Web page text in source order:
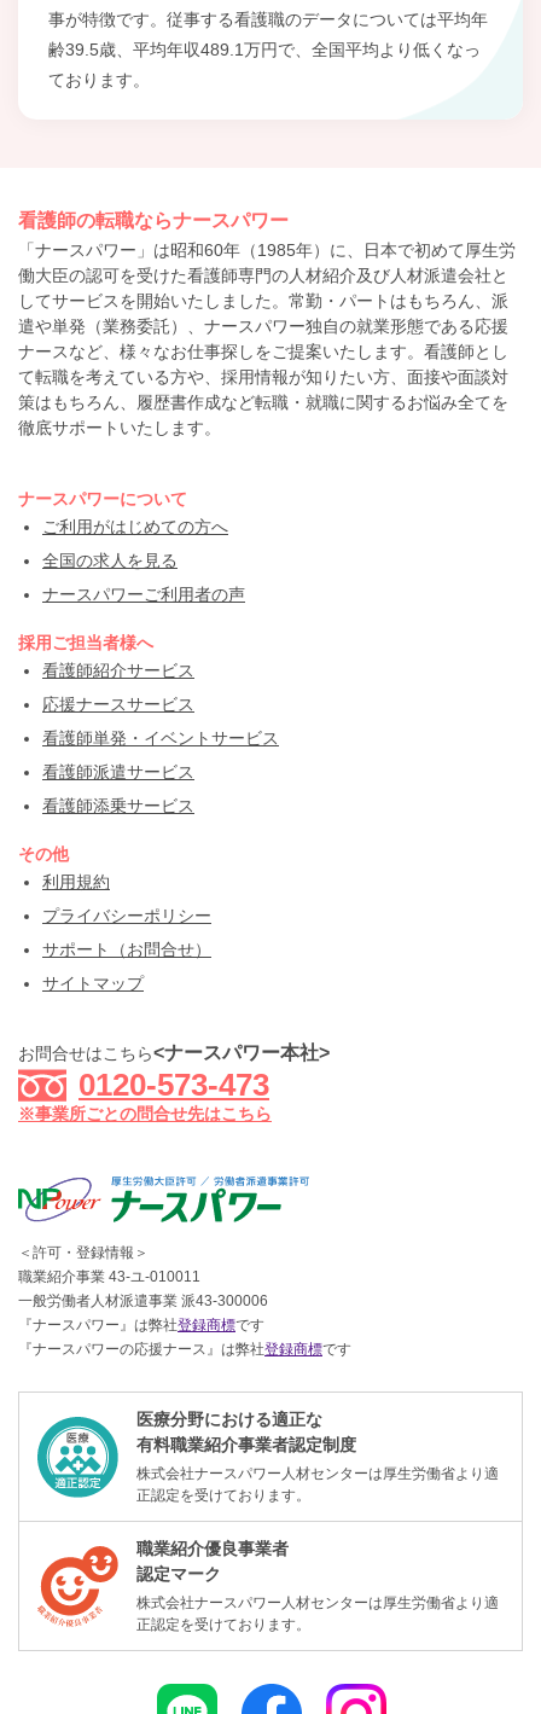
事が特徴です。従事する看護職のデータについては平均年
齢39.5歳、平均年収489.1万円で、全国平均より低くなっ
ております。
看護師の転職ならナースパワー
「ナースパワー」は昭和60年（1985年）に、日本で初めて厚生労
働大臣の認可を受けた看護師専門の人材紹介及び人材派遣会社と
してサービスを開始いたしました。常勤・パートはもちろん、派
遣や単発（業務委託）、ナースパワー独自の就業形態である応援
ナースなど、様々なお仕事探しをご提案いたします。看護師とし
て転職を考えている方や、採用情報が知りたい方、面接や面談対
策はもちろん、履歴書作成など転職・就職に関するお悩み全てを
徹底サポートいたします。
ナースパワーについて
ご利用がはじめての方へ
全国の求人を見る
ナースパワーご利用者の声
採用ご担当者様へ
看護師紹介サービス
応援ナースサービス
看護師単発・イベントサービス
看護師派遣サービス
看護師添乗サービス
その他
利用規約
プライバシーポリシー
サポート（お問合せ）
サイトマップ
お問合せはこちら<ナースパワー本社>
0120-573-473
※事業所ごとの問合せ先はこちら
＜許可・登録情報＞
職業紹介事業 43-ユ-010011
一般労働者人材派遣事業 派43-300006
『ナースパワー』は弊社登録商標です
『ナースパワーの応援ナース』は弊社登録商標です
医療分野における適正な
有料職業紹介事業者認定制度
株式会社ナースパワー人材センターは厚生労働省より適
正認定を受けております。
職業紹介優良事業者
認定マーク
株式会社ナースパワー人材センターは厚生労働省より適
正認定を受けております。